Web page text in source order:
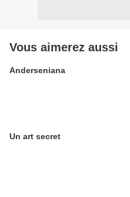
Vous aimerez aussi
Anderseniana
Un art secret